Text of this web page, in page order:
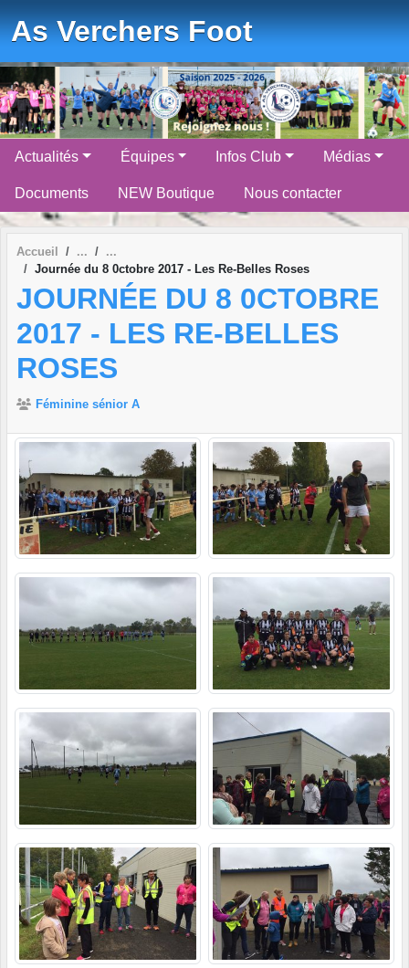
As Verchers Foot
Actualités Équipes Infos Club Médias
Documents NEW Boutique Nous contacter
Accueil
Journée du 8 0ctobre 2017 - Les Re-Belles Roses
JOURNÉE DU 8 0CTOBRE
2017 - LES RE-BELLES
ROSES
Féminine sénior A